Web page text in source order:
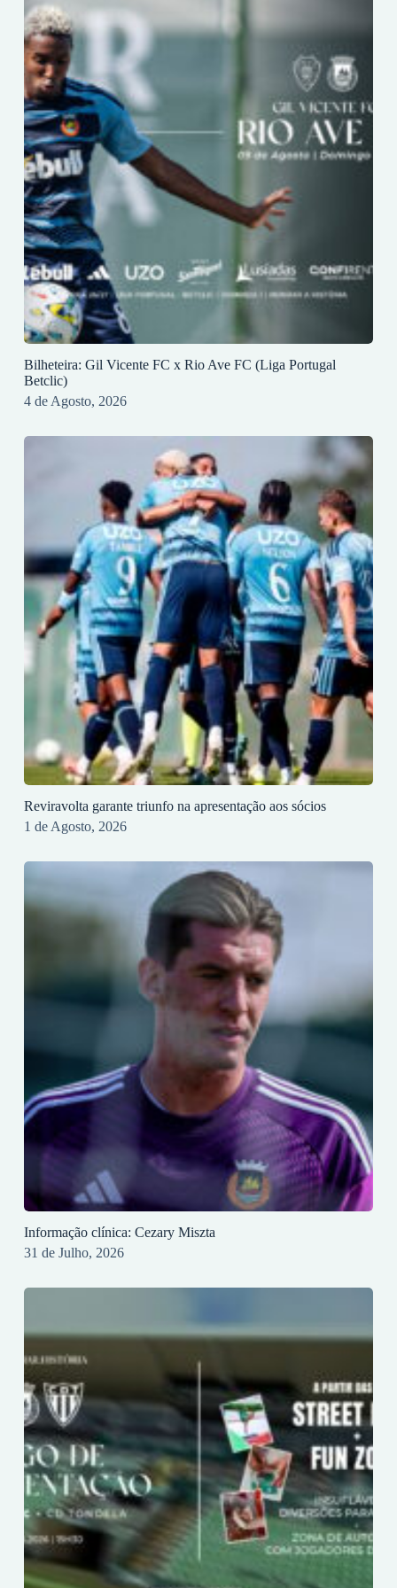
Bilheteira: Gil Vicente FC x Rio Ave FC (Liga Portugal
Betclic)
4 de Agosto, 2026
Reviravolta garante triunfo na apresentação aos sócios
1 de Agosto, 2026
Informação clínica: Cezary Miszta
31 de Julho, 2026